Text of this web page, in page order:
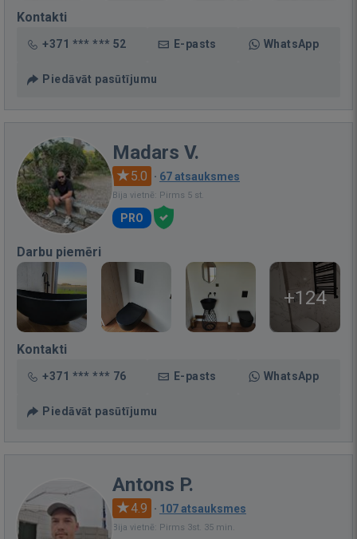
Kontakti
+371 *** *** 52 E-pasts WhatsApp
Piedāvāt pasūtījumu
Madars V.
5.0 · 67 atsauksmes
Bija vietnē: Pirms 5 st.
PRO
Darbu piemēri
+124
Kontakti
+371 *** *** 76 E-pasts WhatsApp
Piedāvāt pasūtījumu
Antons P.
4.9 · 107 atsauksmes
Bija vietnē: Pirms 3st. 35 min.